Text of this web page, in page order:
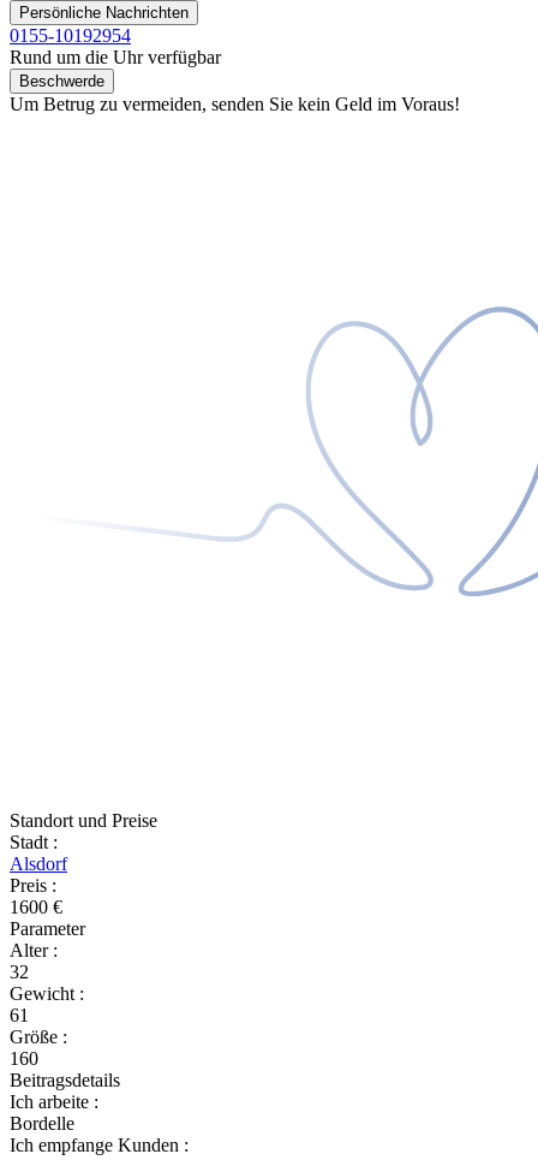
Persönliche Nachrichten
0155-10192954
Rund um die Uhr verfügbar
Beschwerde
Um Betrug zu vermeiden, senden Sie kein Geld im Voraus!
Standort und Preise
Stadt :
Alsdorf
Preis :
1600 €
Parameter
Alter :
32
Gewicht :
61
Größe :
160
Beitragsdetails
Ich arbeite :
Bordelle
Ich empfange Kunden :